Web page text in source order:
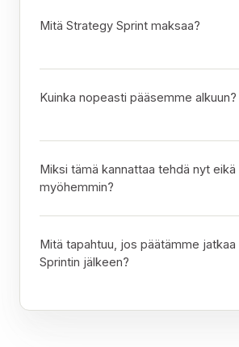
Mitä Strategy Sprint maksaa?
Kuinka nopeasti pääsemme alkuun?
Miksi tämä kannattaa tehdä nyt eikä
myöhemmin?
Mitä tapahtuu, jos päätämme jatkaa
Sprintin jälkeen?